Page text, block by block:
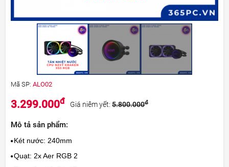
Mã SP:ALO02
3.299.000đ Giá niêm yết:5.800.000đ
Mô tả sản phẩm:
Két nước: 240mm
Quạt: 2x Aer RGB 2